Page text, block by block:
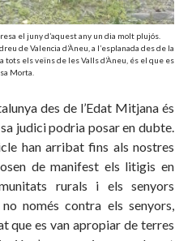
el juny d’aquest any un dia molt plujós.
de Valencia d’Àneu, a l’esplanada des de la
els veïns de les Valls d’Àneu, és el que es
Morta.
des de l’Edat Mitjana és
judici podria posar en dubte.
han arribat fins als nostres
de manifest els litigis en
rurals i els senyors
només contra els senyors,
que es van apropiar de terres